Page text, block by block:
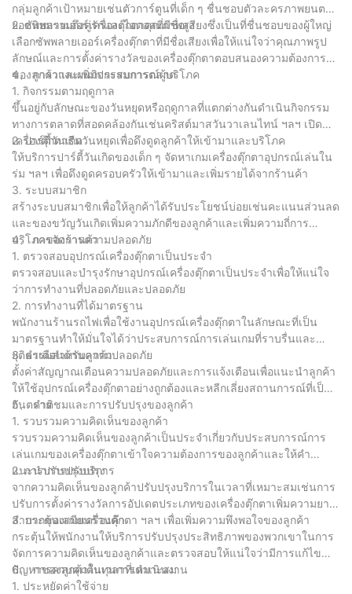
กลุ่มลูกค้าเป้าหมายเช่นตัวการ์ตูนที่เด็ก ๆ ชื่นชอบตัวละครภาพยนตร์
ยอดนิยมรวมถึงคู่รักและไอดอลที่มีชื่อเสียงซึ่งเป็นที่ชื่นชอบของผู้ใหญ่
2. ซัพพลายเออร์เครื่องตุ๊กตาคุณภาพสูง
เลือกซัพพลายเออร์เครื่องตุ๊กตาที่มีชื่อเสียงเพื่อให้แน่ใจว่าคุณภาพรูป
ลักษณ์และการตั้งค่ารางวัลของเครื่องตุ๊กตาตอบสนองความต้องการ
ของลูกค้าและเพิ่มประสบการณ์ผู้บริโภค
4、 การวางแผนกิจกรรมการตลาด
1. กิจกรรมตามฤดูกาล
ขึ้นอยู่กับลักษณะของวันหยุดหรือฤดูกาลที่แตกต่างกันดำเนินกิจกรรม
ทางการตลาดที่สอดคล้องกันเช่นคริสต์มาสวันวาเลนไทน์ ฯลฯ เปิด
เครื่องตุ๊กตาธีมวันหยุดเพื่อดึงดูดลูกค้าให้เข้ามาและบริโภค
2. ปาร์ตี้วันเกิด
ให้บริการปาร์ตี้วันเกิดของเด็ก ๆ จัดหาเกมเครื่องตุ๊กตาอุปกรณ์เล่นใน
ร่ม ฯลฯ เพื่อดึงดูดครอบครัวให้เข้ามาและเพิ่มรายได้จากร้านค้า
3. ระบบสมาชิก
สร้างระบบสมาชิกเพื่อให้ลูกค้าได้รับประโยชน์บ่อยเช่นคะแนนส่วนลด
และของขวัญวันเกิดเพิ่มความภักดีของลูกค้าและเพิ่มความถี่การ
บริโภคของร้านค้า
4、 การจัดการความปลอดภัย
1. ตรวจสอบอุปกรณ์เครื่องตุ๊กตาเป็นประจำ
ตรวจสอบและบำรุงรักษาอุปกรณ์เครื่องตุ๊กตาเป็นประจำเพื่อให้แน่ใจ
ว่าการทำงานที่ปลอดภัยและปลอดภัย
2. การทำงานที่ได้มาตรฐาน
พนักงานร้านรถไฟเพื่อใช้งานอุปกรณ์เครื่องตุ๊กตาในลักษณะที่เป็น
มาตรฐานทำให้มั่นใจได้ว่าประสบการณ์การเล่นเกมที่ราบรื่นและ
ยุติธรรมสำหรับลูกค้า
3. คำเตือนด้านความปลอดภัย
ตั้งค่าสัญญาณเตือนความปลอดภัยและการแจ้งเตือนเพื่อแนะนำลูกค้า
ให้ใช้อุปกรณ์เครื่องตุ๊กตาอย่างถูกต้องและหลีกเลี่ยงสถานการณ์ที่เป็น
อันตราย
5、 คำติชมและการปรับปรุงของลูกค้า
1. รวบรวมความคิดเห็นของลูกค้า
รวบรวมความคิดเห็นของลูกค้าเป็นประจำเกี่ยวกับประสบการณ์การ
เล่นเกมของเครื่องตุ๊กตาเข้าใจความต้องการของลูกค้าและให้คำ
แนะนำการปรับปรุง
2. การปรับปรุงบริการ
จากความคิดเห็นของลูกค้าปรับปรุงบริการในเวลาที่เหมาะสมเช่นการ
ปรับการตั้งค่ารางวัลการอัปเดตประเภทของเครื่องตุ๊กตาเพิ่มความยาก
ลำบากของเกมเครื่องตุ๊กตา ฯลฯ เพื่อเพิ่มความพึงพอใจของลูกค้า
3. กระตุ้นเสมียนร้านค้า
กระตุ้นให้พนักงานให้บริการปรับปรุงประสิทธิภาพของพวกเขาในการ
จัดการความคิดเห็นของลูกค้าและตรวจสอบให้แน่ใจว่ามีการแก้ไข
ปัญหาของลูกค้าในเวลาที่เหมาะสม
6、 การควบคุมต้นทุนการดำเนินงาน
1. ประหยัดค่าใช้จ่าย